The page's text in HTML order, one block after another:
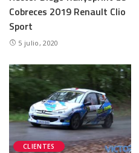
Cobreces 2019 Renault Clio
Sport
5 julio, 2020
CLIENTES